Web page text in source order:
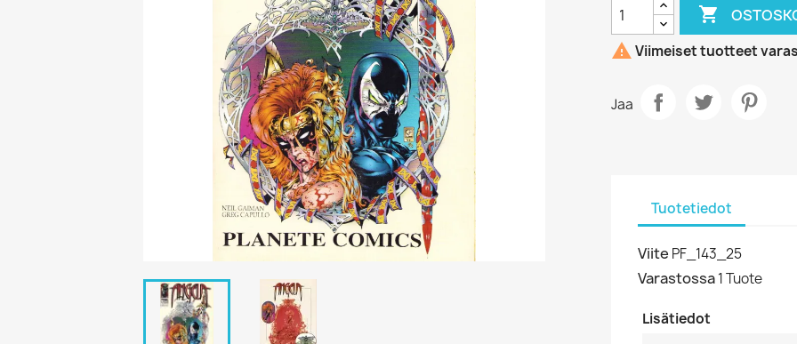

 Viimeiset tuotteet
Jaa
Tuotetiedot
Viite PF_143_25
Varastossa1 Tuote
Lisätiedot